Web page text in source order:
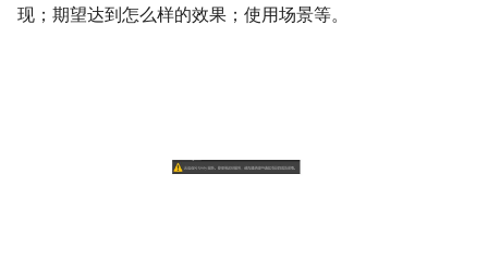
现；期望达到怎么样的效果；使用场景等。